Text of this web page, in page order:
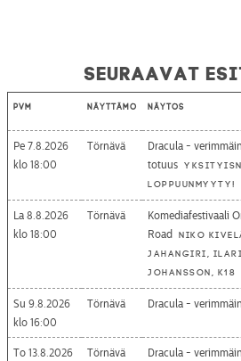
Seuraavat
Pvm Näyttämö Näytös
Pe 7.8.2026
18:00
Törnävä
Dracula -
totuus
loppuunmyyty!
La 8.8.2026
18:00
Törnävä
Komediafestivaali
Road
Niko
Jahangiri, Ilari
Johansson, K18
Su 9.8.2026
16:00
Törnävä Dracula -
To 13.8.2026
Törnävä Dracula -